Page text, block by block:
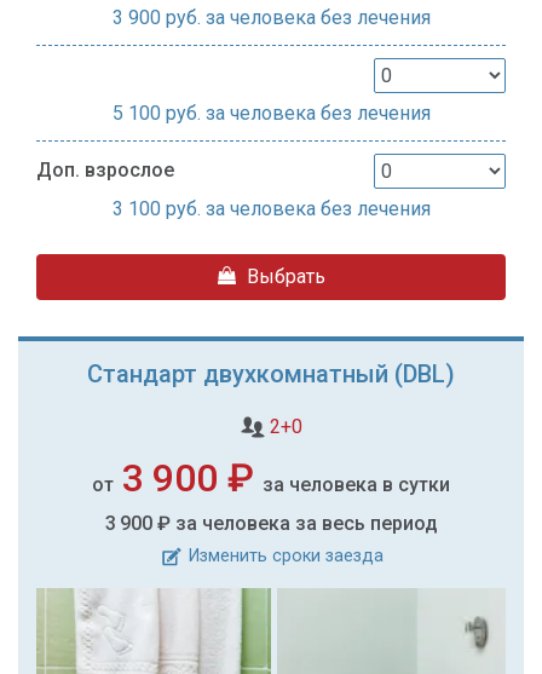
3 900 руб. за человека без лечения
5 100 руб. за человека без лечения
Доп. взрослое
3 100 руб. за человека без лечения
Выбрать
Стандарт двухкомнатный (DBL)
2+0
от 3 900 ₽ за человека в сутки
3 900 ₽ за человека за весь период
Изменить сроки заезда